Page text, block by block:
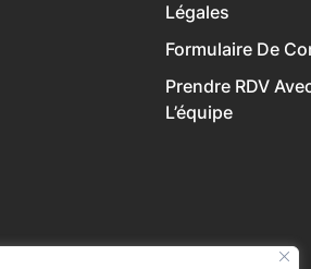
Légales
Formulaire De
Prendre RDV
L’équipe